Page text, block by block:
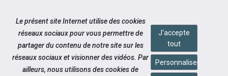
Aller au contenu
Le présent site Internet utilise des cookies
réseaux sociaux pour vous permettre de
partager du contenu de notre site sur les
réseaux sociaux et visionner des vidéos. Par
ailleurs, nous utilisons des cookies de
J'accepte
tout
Personnaliser